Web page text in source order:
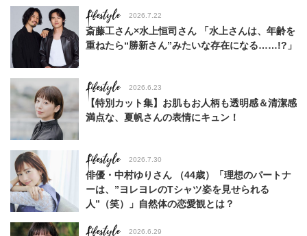
Lifestyle 2026.7.22
斎藤工さん×水上恒司さん 「水上さんは、年齢を
重ねたら“勝新さん”みたいな存在になる……!?」
Lifestyle 2026.6.23
【特別カット集】お肌もお人柄も透明感＆清潔感
満点な、夏帆さんの表情にキュン！
Lifestyle 2026.7.30
俳優・中村ゆりさん （44歳）「理想のパートナ
ーは、”ヨレヨレのTシャツ姿を見せられる
人”（笑）」自然体の恋愛観とは？
Lifestyle 2026.6.29